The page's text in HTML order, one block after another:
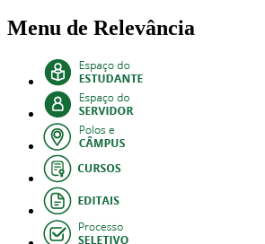
Menu de Relevância